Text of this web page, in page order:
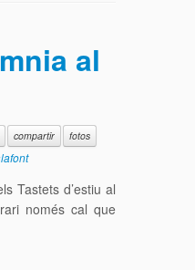
al
compartir
fotos
Tastets d’estiu al
només cal que